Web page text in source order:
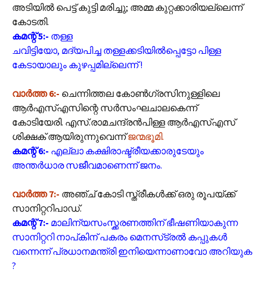
അടിയില്‍ പെട്ട് കുട്ടി മരിച്ചു; അമ്മ കുറ്റക്കാരിയല്ലെന്ന്
കോടതി.
കമന്റ് 5:- തള്ള
ചവിട്ടിയോ, മദ്യപിച്ച തള്ളക്കടിയിൽപ്പെട്ടോ പിള്ള
കേടായാലും കുഴപ്പമില്ലെന്ന് !
വാർത്ത 6:- ചെന്നിത്തല കോണ്‍ഗ്രസിനുള്ളിലെ
ആര്‍എസ്എസിന്റെ സര്‍സംഘചാലകെന്ന്
കോടിയേരി. എസ്.രാമചന്ദ്രന്‍പിള്ള ആര്‍എസ്എസ്
ശിക്ഷക് ആയിരുന്നുവെന്ന്ജന്മഭൂമി.
കമന്റ് 6:- എല്ലാ കക്ഷിരാഷ്ട്രീയക്കാരുടേയും
അന്തർധാര സജീവമാണെന്ന് ജനം.
വാർത്ത 7:- അഞ്ച് കോടി സ്ത്രീകള്‍ക്ക് ഒരു രൂപയ്ക്ക്
സാനിറ്ററിപാഡ്.
കമന്റ് 7:- മാലിന്യസംസ്ക്കരണത്തിന് ഭീഷണിയാകുന്ന
സാനിറ്ററി നാപ്‌കിന് പകരം മെനസ്‌ട്രൽ കപ്പുകൾ
വന്നെന്ന് പ്രധാനമന്ത്രി ഇനിയെന്നാണാവോ അറിയുക
?